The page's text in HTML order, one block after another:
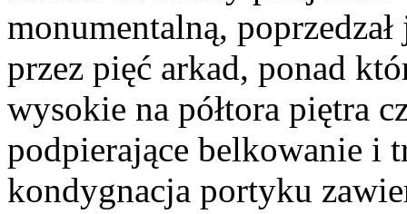
monumentalną,
przez pięć arkad, ponad
wysokie na półtora piętra
podpierające belkowanie i
kondygnacja portyku